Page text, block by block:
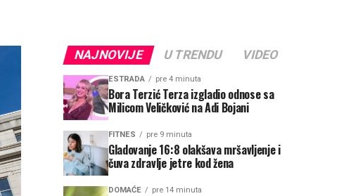
NAJNOVIJE U TRENDU VIDEO
ESTRADA pre 4 minuta
Bora Terzić Terza izgladio odnose sa
Milicom Veličković na Adi Bojani
FITNES pre 9 minuta
Gladovanje 16:8 olakšava mršavljenje i
čuva zdravlje jetre kod žena
DOMAĆE pre 14 minuta